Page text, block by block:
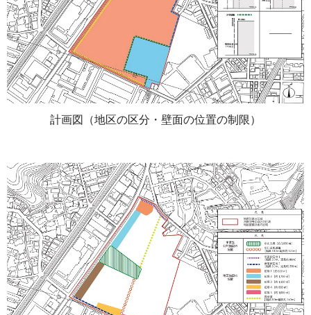
計画図（地区の区分・壁面の位置の制限）